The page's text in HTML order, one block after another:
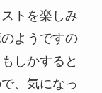
トを楽しみ
ようですの
しかすると
、気になっ